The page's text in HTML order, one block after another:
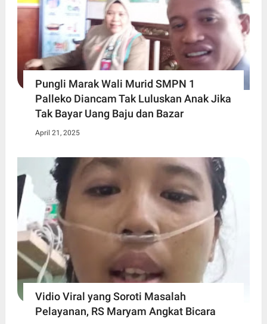
Pungli Marak Wali Murid SMPN 1
Palleko Diancam Tak Luluskan Anak Jika
Tak Bayar Uang Baju dan Bazar
April 21, 2025
Vidio Viral yang Soroti Masalah
Pelayanan, RS Maryam Angkat Bicara